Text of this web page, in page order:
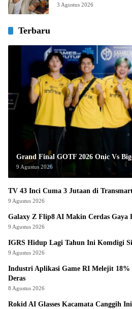
3 Agustus 2026
Terbaru
Grand Final GOTF 2026 Onic Vs
9 Agustus 2026
TV 43 Inci Cuma 3 Jutaan di
9 Agustus 2026
Galaxy Z Flip8 AI Makin Cerdas Gaya
9 Agustus 2026
IGRS Hidup Lagi Tahun Ini Komdigi
9 Agustus 2026
Industri Aplikasi Game RI Melejit 18%
Deras
8 Agustus 2026
Rokid AI Glasses Kacamata Canggih